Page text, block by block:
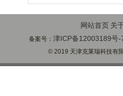
网站首页 关
备案号：津ICP备12003189号-
© 2019 天津克莱瑞科技有